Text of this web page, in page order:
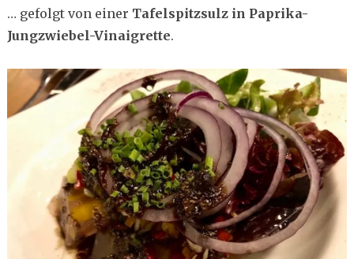
… gefolgt von einer Tafelspitzsulz in Paprika-
Jungzwiebel-Vinaigrette.